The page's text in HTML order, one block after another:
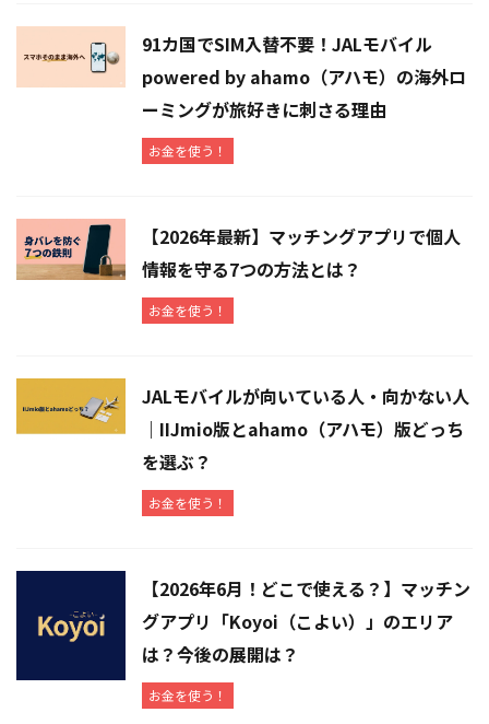
91カ国でSIM入替不要！JALモバイル
powered by ahamo（アハモ）の海外ロ
ーミングが旅好きに刺さる理由
お金を使う！
【2026年最新】マッチングアプリで個人
情報を守る7つの方法とは？
お金を使う！
JALモバイルが向いている人・向かない人
｜IIJmio版とahamo（アハモ）版どっち
を選ぶ？
お金を使う！
【2026年6月！どこで使える？】マッチン
グアプリ「Koyoi（こよい）」のエリア
は？今後の展開は？
お金を使う！